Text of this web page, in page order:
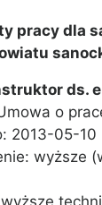
pracy dla
ds.
o
2013-05-10
wyższe